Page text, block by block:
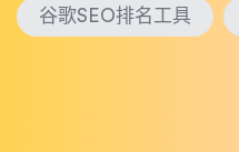
谷歌SEO排名工具